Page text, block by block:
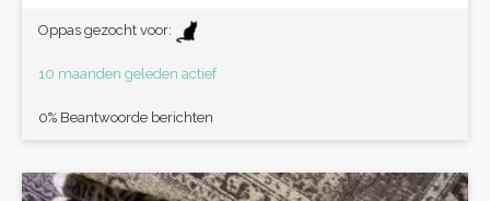
Oppas gezocht voor:
10 maanden geleden actief
0% Beantwoorde berichten